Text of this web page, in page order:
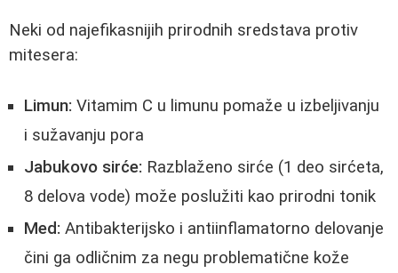
Neki od najefikasnijih prirodnih sredstava protiv
mitesera:
Limun: Vitamim C u limunu pomaže u izbeljivanju
i sužavanju pora
Jabukovo sirće: Razblaženo sirće (1 deo sirćeta,
8 delova vode) može poslužiti kao prirodni tonik
Med: Antibakterijsko i antiinflamatorno delovanje
čini ga odličnim za negu problematične kože